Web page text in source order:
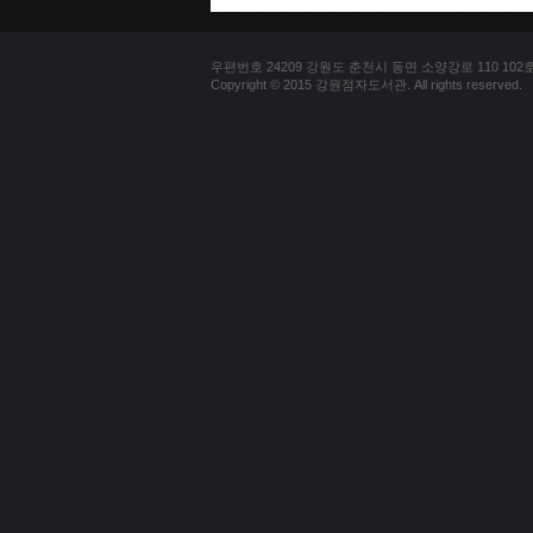
우편번호 24209 강원도 춘천시 동면 소양강로 110 102
Copyright © 2015 강원점자도서관. All rights reserved.